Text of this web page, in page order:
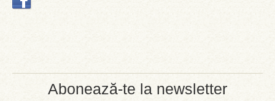
Abonează-te la newsletter